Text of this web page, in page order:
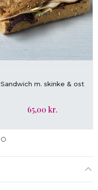
LÆG I KURV
Sandwich m. skinke & ost
65,00 kr.